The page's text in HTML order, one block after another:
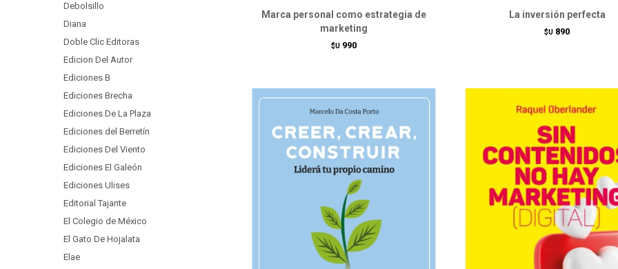
Marca personal como estrategia de
marketing
$U 990
La inversión perfecta
$U 890
Debolsillo
Diana
Doble Clic Editoras
Edicion Del Autor
Ediciones B
Ediciones Brecha
Ediciones De La Plaza
Ediciones del Berretín
Ediciones Del Viento
Ediciones El Galeón
Ediciones Ulises
Editorial Tajante
El Colegio de México
El Gato De Hojalata
Elae